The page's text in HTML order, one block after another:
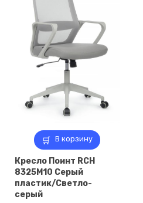
В корзину
Кресло Поинт RCH
8325M10 Серый
пластик/Светло-
серый